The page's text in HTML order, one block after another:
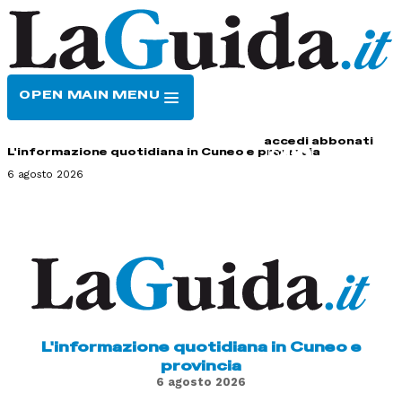
OPEN MAIN MENU
accedi abbonati
L'informazione quotidiana in Cuneo e provincia
6 agosto 2026
L'informazione quotidiana in Cuneo e
provincia
6 agosto 2026